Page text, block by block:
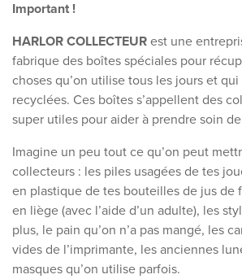
Important !
HARLOR COLLECTEUR est une
fabrique des boîtes spéciales pour
choses qu’on utilise tous les jours et
recyclées. Ces boîtes s’appellent des
super utiles pour aider à prendre soin
Imagine un peu tout ce qu’on peut
collecteurs : les piles usagées de tes
en plastique de tes bouteilles de jus de
en liège (avec l’aide d’un adulte), les
plus, le pain qu’on n’a pas mangé, les
vides de l’imprimante, les anciennes
masques qu’on utilise parfois.